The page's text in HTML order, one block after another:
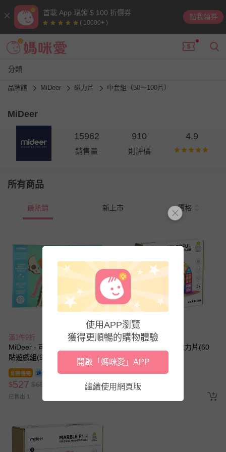
首載 App 現領 $ 100 折價券
( 10000+ )
點我領券
分類
品牌館 MiDeer 磁力片 中套組（50～100片）
MiDeer
15962
銷售量
910
則評價
4.9
所有商品
最熱銷 新上市 價格
滿1件9折
MiDeer - 可掛式人體認知磁力
貼遊戲組(90pcs)
即將售完
$527 $650
已售出 1
滿1件9折
MiDeer - 多彩透光磁力片(60
片)
即將售完
$1215
使用APP瀏覽
獲得更順暢的購物體驗
開啟「媽咪愛」APP
繼續使用網頁版